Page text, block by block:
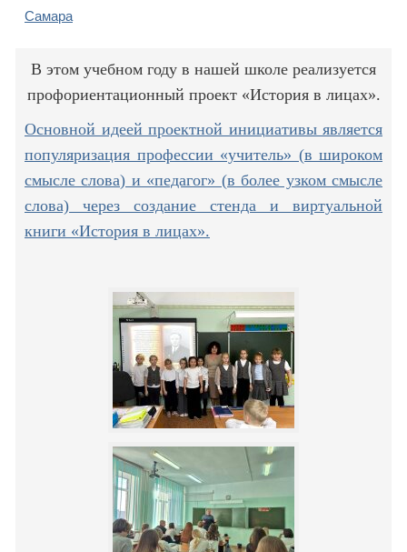
Самара
В этом учебном году в нашей школе реализуется
профориентационный проект «История в лицах».
Основной идеей проектной инициативы является
популяризация профессии «учитель» (в широком
смысле слова) и «педагог» (в более узком смысле
слова) через создание стенда и виртуальной
книги «История в лицах».